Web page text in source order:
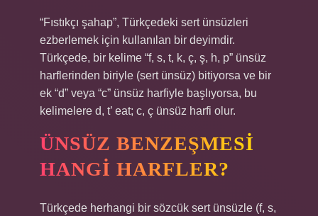
“Fıstıkçı şahap”, Türkçedeki sert ünsüzleri
ezberlemek için kullanılan bir deyimdir.
Türkçede, bir kelime “f, s, t, k, ç, ş, h, p” ünsüz
harflerinden biriyle (sert ünsüz) bitiyorsa ve bir
ek “d” veya “c” ünsüz harfiyle başlıyorsa, bu
kelimelere d, t’ eat; c, ç ünsüz harfi olur.
ÜNSÜZ BENZEŞMESI
HANGI HARFLER?
Türkçede herhangi bir sözcük sert ünsüzle (f, s,